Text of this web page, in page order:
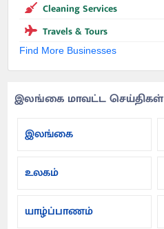
Cleaning Services
Travels & Tours
Find More Businesses
இலங்கை மாவட்ட செய்திகள்
இலங்கை
உலகம்
யாழ்ப்பாணம்